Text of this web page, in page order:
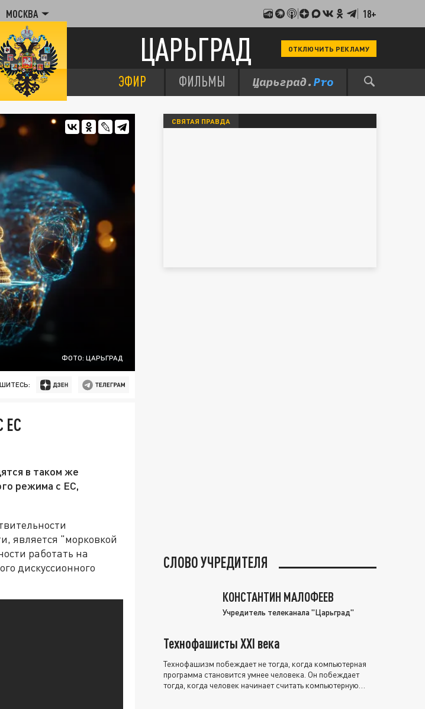
МОСКВА 18+
ЦАРЬГРАД ОТКЛЮЧИТЬ РЕКЛАМУ
ЭФИР ФИЛЬМЫ
ФОТО: ЦАРЬГРАД
ЕС
в таком же
режима с ЕС,
является "морковкой
работать на
дискуссионного
СВЯТАЯ ПРАВДА
СЛОВО УЧРЕДИТЕЛЯ
КОНСТАНТИН МАЛОФЕЕВ
Учредитель телеканала "Царьград"
Технофашисты XXI века
Технофашизм побеждает не тогда, когда компьютерная
программа становится умнее человека. Он побеждает
тогда, когда человек начинает считать компьютерную